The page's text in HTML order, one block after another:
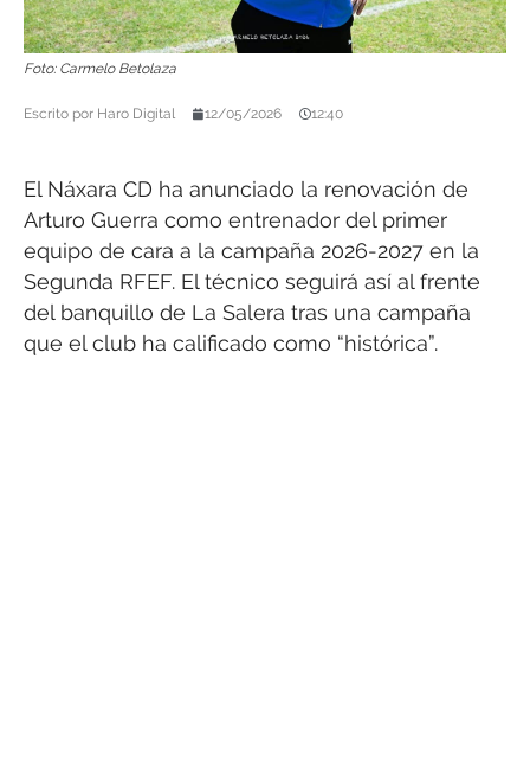
Foto: Carmelo Betolaza
Escrito por Haro Digital 12/05/2026 12:40
El Náxara CD ha anunciado la renovación de
Arturo Guerra como entrenador del primer
equipo de cara a la campaña 2026-2027 en la
Segunda RFEF. El técnico seguirá así al frente
del banquillo de La Salera tras una campaña
que el club ha calificado como “histórica”.